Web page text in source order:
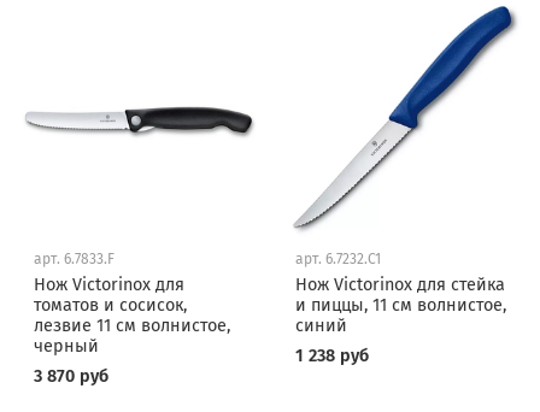
арт. 6.7833.F
Нож Victorinox для
томатов и сосисок,
лезвие 11 см волнистое,
черный
3 870 руб
арт. 6.7232.C1
Нож Victorinox для стейка
и пиццы, 11 см волнистое,
синий
1 238 руб